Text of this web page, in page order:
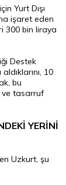
Yurt Dışı
işaret eden
300 bin liraya
Destek
10
bu
ve tasarruf
YERİNİ
Uzkurt, şu